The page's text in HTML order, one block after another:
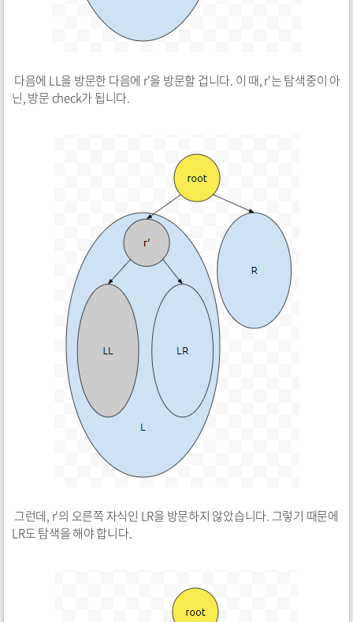
다음에 LL을 방문한 다음에 r'을 방문할 겁니다. 이 때, r'는 탐색중이 아
닌, 방문 check가 됩니다.
그런데, r'의 오른쪽 자식인 LR을 방문하지 않았습니다. 그렇기 때문에
LR도 탐색을 해야 합니다.